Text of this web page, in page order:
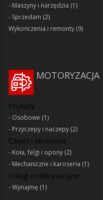
Maszyny i narzędzia (1)
Sprzedam (2)
Wykończenia i remonty (9)
MOTORYZACJA
Pojazdy
Osobowe (1)
Przyczepy i naczepy (2)
Części i akcesoria
Koła, felgi i opony (2)
Mechaniczne i karoseria (1)
Usługi motoryzacyjne
Wynajmę (1)